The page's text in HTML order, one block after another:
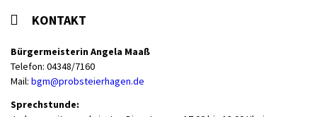
KONTAKT
Bürgermeisterin Angela Maaß
Telefon: 04348/7160
Mail: bgm@probsteierhagen.de
Sprechstunde: